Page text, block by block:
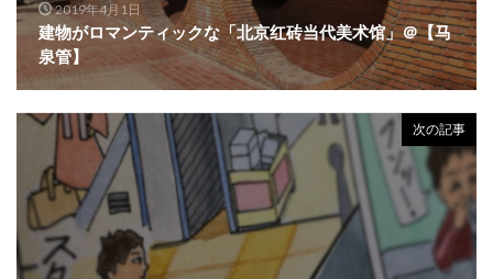
2019年4月1日
建物がロマンティックな「北京红砖当代美术馆」＠【马
泉管】
次の記事